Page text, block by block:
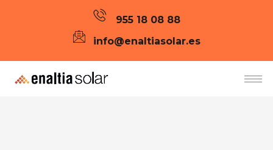
955 18 08 88
info@enaltiasolar.es